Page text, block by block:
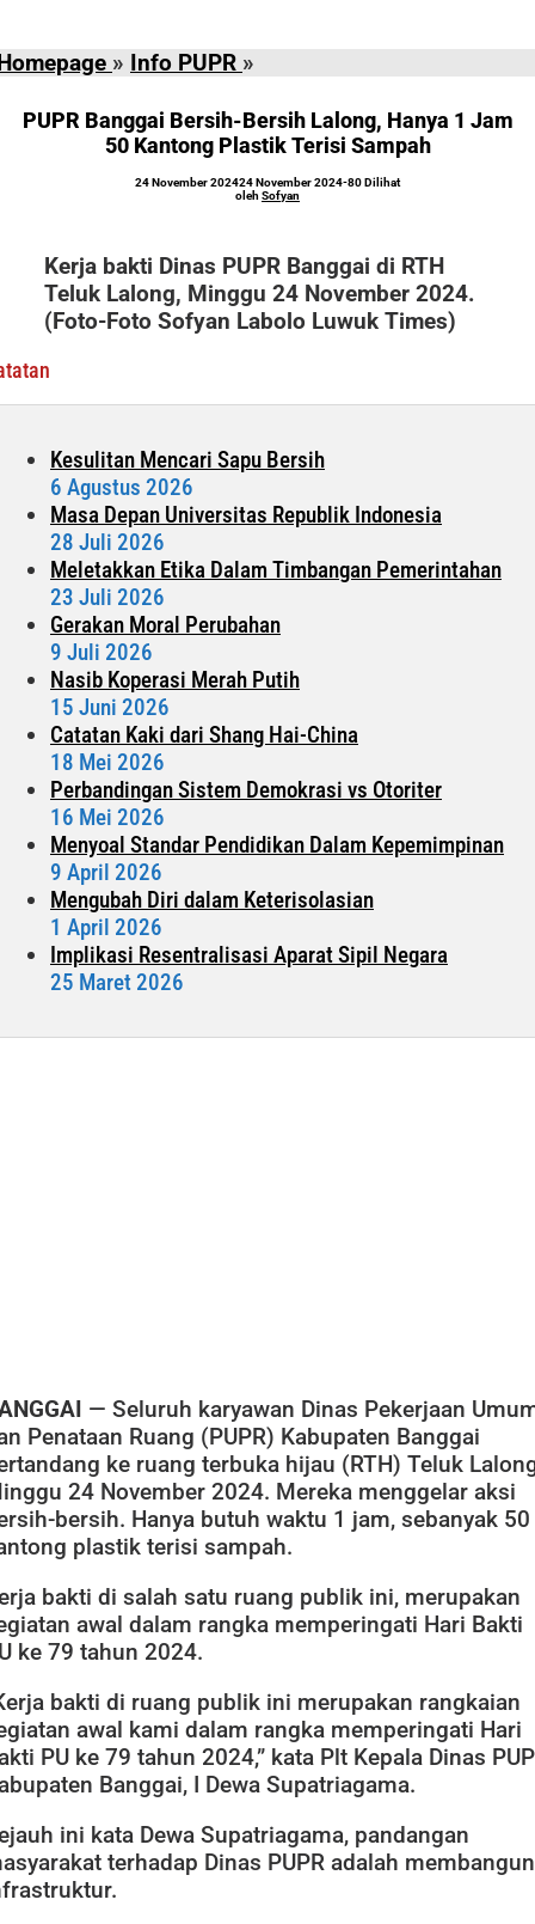
» Info PUPR »
Bersih-
Bersih
Lalong,
Hanya
Jam
50
Kantong
Plastik
PUPR Banggai Bersih-Bersih Lalong, Hanya 1 Jam
50 Kantong Plastik Terisi Sampah
24 November 202424 November 2024oleh
-80 Dilihat
oleh Sofyan
Kerja bakti Dinas PUPR Banggai di RTH
Teluk Lalong, Minggu 24 November 2024.
(Foto-Foto Sofyan Labolo Luwuk Times)
Kesulitan Mencari Sapu Bersih
6 Agustus 2026
Masa Depan Universitas Republik Indonesia
28 Juli 2026
Meletakkan Etika Dalam Timbangan Pemerintahan
23 Juli 2026
Gerakan Moral Perubahan
9 Juli 2026
Nasib Koperasi Merah Putih
15 Juni 2026
Catatan Kaki dari Shang Hai-China
18 Mei 2026
Perbandingan Sistem Demokrasi vs Otoriter
16 Mei 2026
Menyoal Standar Pendidikan Dalam Kepemimpinan
9 April 2026
Mengubah Diri dalam Keterisolasian
1 April 2026
Implikasi Resentralisasi Aparat Sipil Negara
25 Maret 2026
— Seluruh karyawan Dinas Pekerjaan
Penataan Ruang (PUPR) Kabupaten Banggai
ke ruang terbuka hijau (RTH) Teluk
24 November 2024. Mereka menggelar aksi
bersih. Hanya butuh waktu 1 jam, sebanyak 50
plastik terisi sampah.
bakti di salah satu ruang publik ini, merupakan
awal dalam rangka memperingati Hari Bakti
ke 79 tahun 2024.
bakti di ruang publik ini merupakan rangkaian
awal kami dalam rangka memperingati Hari
PU ke 79 tahun 2024,” kata Plt Kepala Dinas
Banggai, I Dewa Supatriagama.
ini kata Dewa Supatriagama, pandangan
terhadap Dinas PUPR adalah membangun